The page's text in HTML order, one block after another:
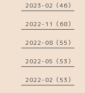
2023-02（46）
2022-11（68）
2022-08（55）
2022-05（53）
2022-02（53）